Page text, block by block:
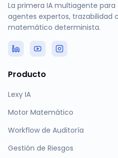
La primera IA multiagente
agentes expertos, trazabilidad
matemático determinista.
Producto
Lexy IA
Motor Matemático
Workflow de Auditoría
Gestión de Riesgos